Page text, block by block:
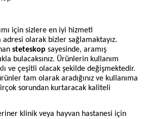
için sizlere en iyi hizmeti
olarak bizler sağlamaktayız.
steteskop sayesinde, aramış
bulacaksınız. Ürünlerin kullanım
ve çeşitli olacak şekilde değişmektedir.
tam olarak aradığınız ve kullanıma
sorundan kurtaracak kaliteli
klinik veya hayvan hastanesi için